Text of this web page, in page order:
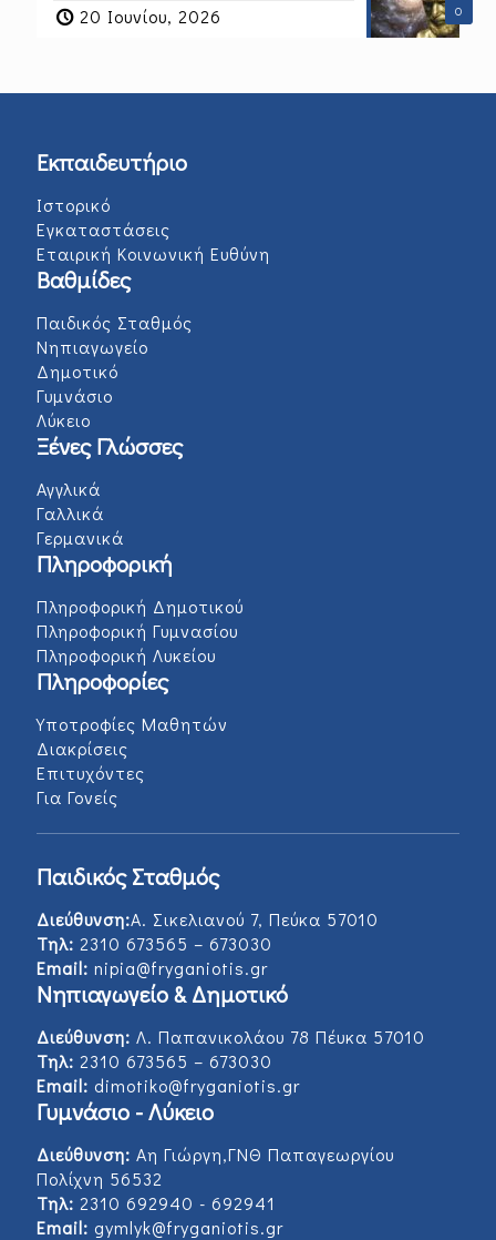
0
20 Ιουνίου, 2026
Εκπαιδευτήριο
Ιστορικό
Εγκαταστάσεις
Εταιρική Κοινωνική Ευθύνη
Βαθμίδες
Παιδικός Σταθμός
Νηπιαγωγείο
Δημοτικό
Γυμνάσιο
Λύκειο
Ξένες Γλώσσες
Αγγλικά
Γαλλικά
Γερμανικά
Πληροφορική
Πληροφορική Δημοτικού
Πληροφορική Γυμνασίου
Πληροφορική Λυκείου
Πληροφορίες
Υποτροφίες Μαθητών
Διακρίσεις
Επιτυχόντες
Για Γονείς
Παιδικός Σταθμός
Διεύθυνση:Α. Σικελιανού 7, Πεύκα 57010
Τηλ: 2310 673565 – 673030
Email: nipia@fryganiotis.gr
Νηπιαγωγείο & Δημοτικό
Διεύθυνση: Λ. Παπανικολάου 78 Πέυκα 57010
Τηλ: 2310 673565 – 673030
Email: dimotiko@fryganiotis.gr
Γυμνάσιο - Λύκειο
Διεύθυνση: Αη Γιώργη,ΓΝΘ Παπαγεωργίου
Πολίχνη 56532
Τηλ: 2310 692940 - 692941
Email: gymlyk@fryganiotis.gr